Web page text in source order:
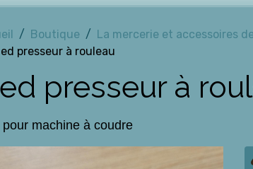
Boutique La mercerie et accessoires
presseur à rouleau
presseur à
pour machine à coudre